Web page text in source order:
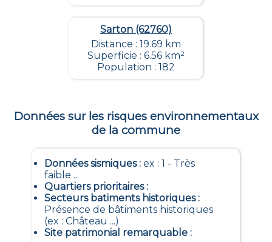
Sarton (62760)
Distance : 19.69 km
Superficie : 6.56 km²
Population : 182
Données sur les risques environnementaux
de la commune
Données sismiques: ex : 1 - Très
faible ...
Quartiers prioritaires:
Secteurs batiments historiques:
Présence de bâtiments historiques
(ex : Château ...)
Site patrimonial remarquable: